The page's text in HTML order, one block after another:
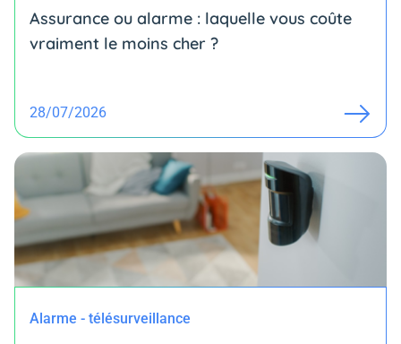
Assurance ou alarme : laquelle vous coûte
vraiment le moins cher ?
28/07/2026
Alarme - télésurveillance